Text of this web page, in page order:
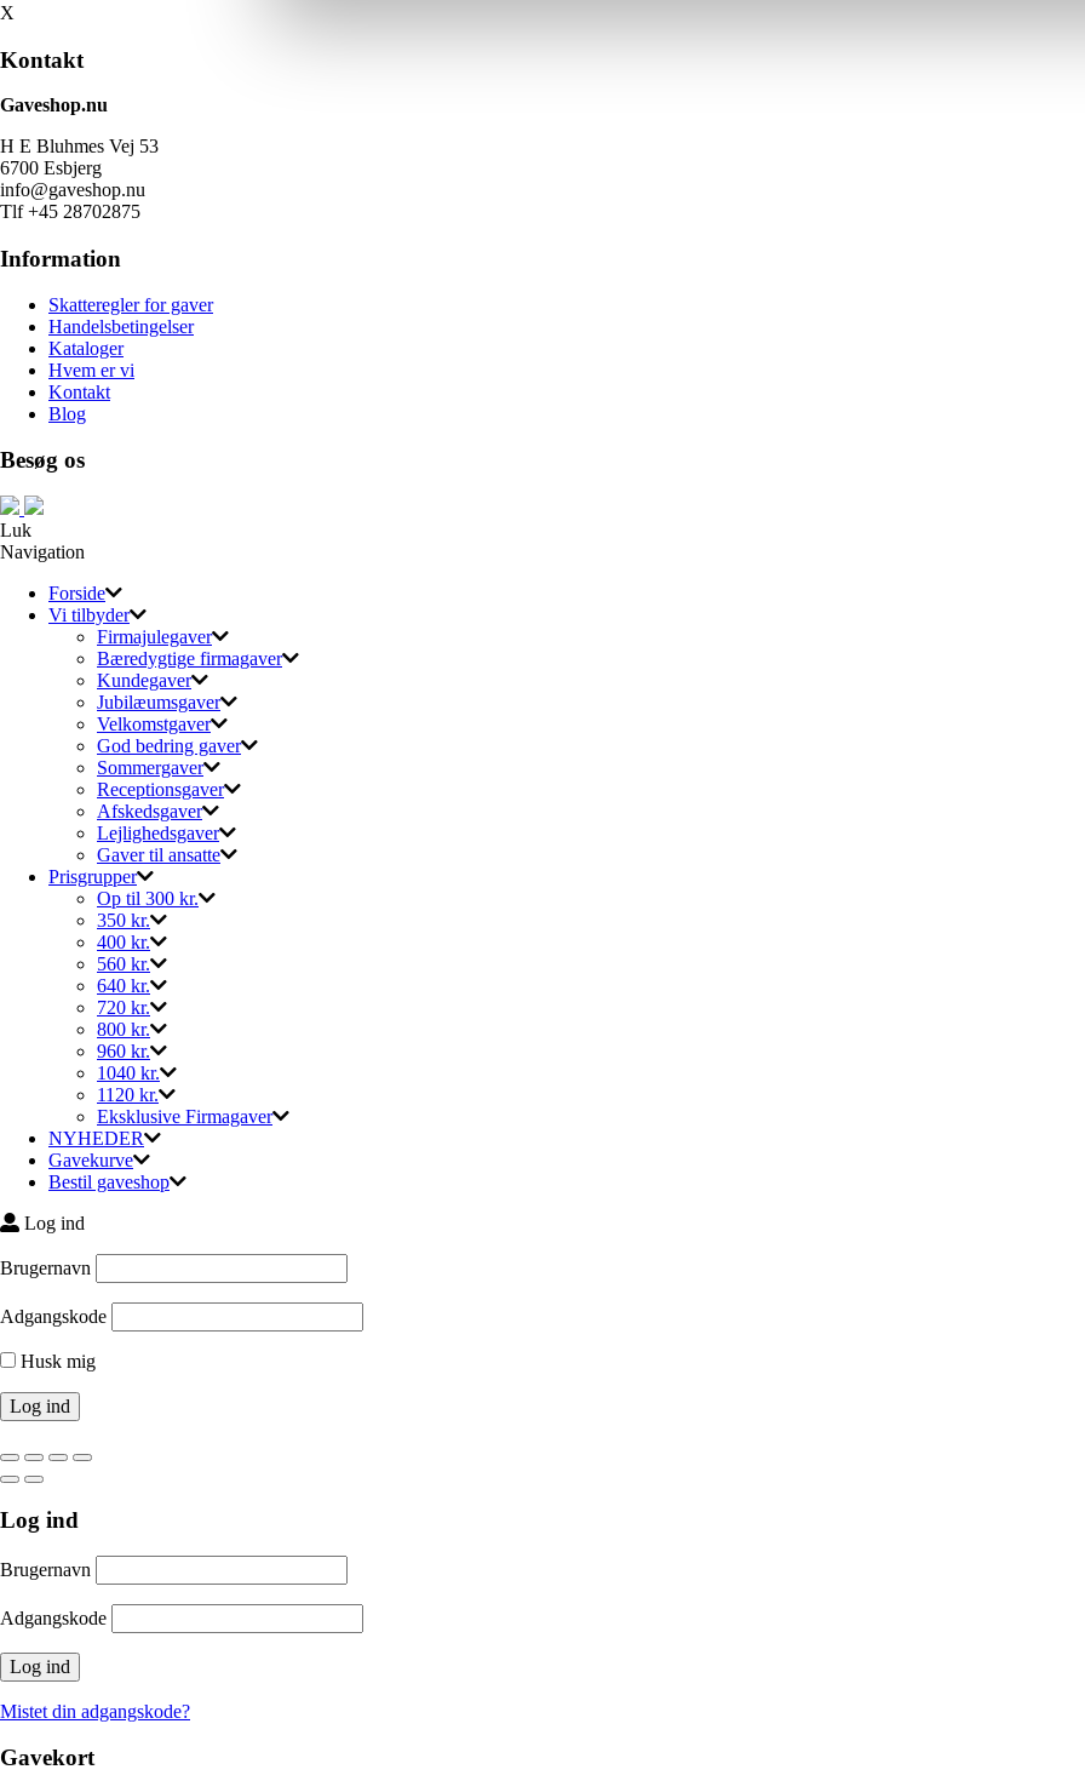
X
Kontakt
Gaveshop.nu
H E Bluhmes Vej 53
6700 Esbjerg
info@gaveshop.nu
Tlf +45 28702875
Information
Skatteregler for gaver
Handelsbetingelser
Kataloger
Hvem er vi
Kontakt
Blog
Besøg os
Luk
Navigation
Forside
Vi tilbyder
Firmajulegaver
Bæredygtige firmagaver
Kundegaver
Jubilæumsgaver
Velkomstgaver
God bedring gaver
Sommergaver
Receptionsgaver
Afskedsgaver
Lejlighedsgaver
Gaver til ansatte
Prisgrupper
Op til 300 kr.
350 kr.
400 kr.
560 kr.
640 kr.
720 kr.
800 kr.
960 kr.
1040 kr.
1120 kr.
Eksklusive Firmagaver
NYHEDER
Gavekurve
Bestil gaveshop
Log ind
Brugernavn
Adgangskode
Husk mig
Log ind
Brugernavn
Adgangskode
Mistet din adgangskode?
Gavekort